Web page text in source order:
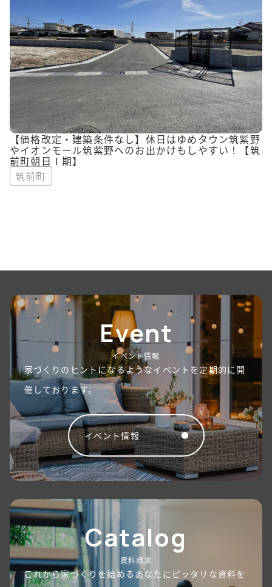
【価格改定・建築条件なし】休日はゆめタウン筑紫野
やイオンモール筑紫野へのお出かけもしやすい！【筑
前町朝日Ⅰ期】
筑前町
Event
イベント情報
家づくりのヒントになるようなイベントを定期的に開
催しております。
イベント情報
Catalog
資料請求
これから家づくりを始めるあなたにピッタリな資料を